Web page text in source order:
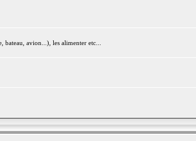
avion...), les alimenter etc...